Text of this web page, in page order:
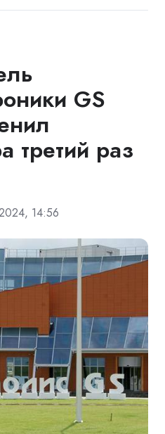
GS
третий раз
14:56